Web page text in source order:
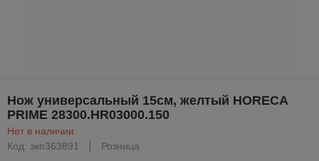
Нож универсальный 15см, желтый HORECA
PRIME 28300.HR03000.150
Нет в наличии
Код: экп363891
Розница